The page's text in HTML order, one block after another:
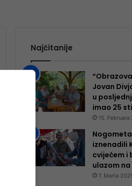
Najčitanije
Jovan
u
imao 25
15. Februara
iznenadili
cvijećem i
ulazom
7. Marta